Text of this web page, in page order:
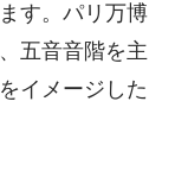
す。パリ万博
五音音階を主
イメージした